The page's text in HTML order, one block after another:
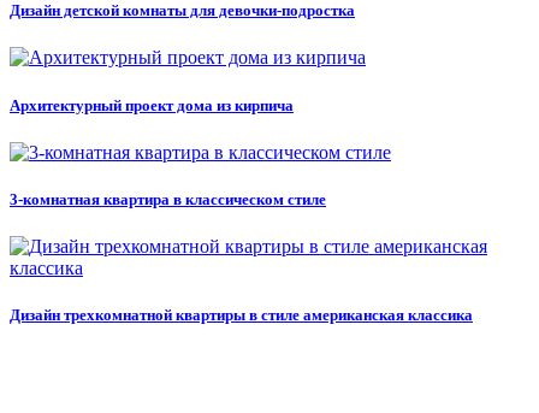
Дизайн детской комнаты для девочки-подростка
Архитектурный проект дома из кирпича
3-комнатная квартира в классическом стиле
Дизайн трехкомнатной квартиры в стиле американская классика